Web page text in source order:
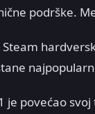
podrške.
je povećao